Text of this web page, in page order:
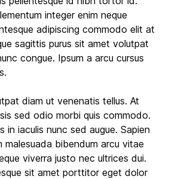
integer enim neque
adipiscing commodo elit at
sagittis purus sit amet volutpat
congue. Ipsum a arcu cursus
diam ut venenatis tellus. At
sed odio morbi quis commodo.
in iaculis nunc sed augue. Sapien
malesuada bibendum arcu vitae
viverra justo nec ultrices dui.
sit amet porttitor eget dolor